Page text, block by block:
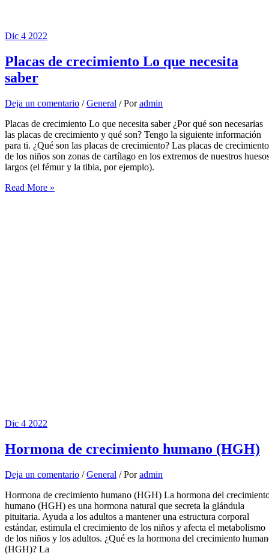
Dic 4 2022
Placas de crecimiento Lo que necesita
saber
Deja un comentario /General / Poradmin
Placas de crecimiento Lo que necesita saber ¿Por qué son necesarias
las placas de crecimiento y qué son? Tengo la siguiente información
para ti. ¿Qué son las placas de crecimiento? Las placas de crecimiento
de los niños son zonas de cartílago en los extremos de nuestros
largos (el fémur y la tibia, por ejemplo).
Placas
Read More »
Dic 4 2022
Hormona de crecimiento humano (HGH)
Deja un comentario /General / Poradmin
Hormona de crecimiento humano (HGH) La hormona del
humano (HGH) es una hormona natural que secreta la glándula
pituitaria. Ayuda a los adultos a mantener una estructura corporal
estándar, estimula el crecimiento de los niños y afecta el metabolismo
de los niños y los adultos. ¿Qué es la hormona del crecimiento
(HGH)? La